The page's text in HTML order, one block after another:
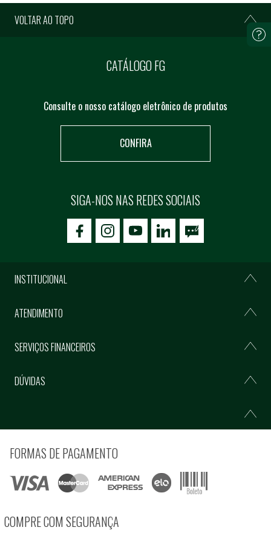
VOLTAR AO TOPO
CATÁLOGO FG
Consulte o nosso catálogo eletrônico de produtos
CONFIRA
SIGA-NOS NAS REDES SOCIAIS
icon-facebookicon-social02icon-social03
INSTITUCIONAL
ATENDIMENTO
SERVIÇOS FINANCEIROS
DÚVIDAS
FORMAS DE PAGAMENTO
COMPRE COM SEGURANÇA